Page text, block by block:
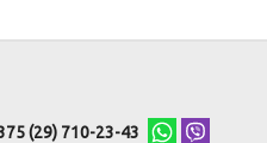
(29) 710-23-43